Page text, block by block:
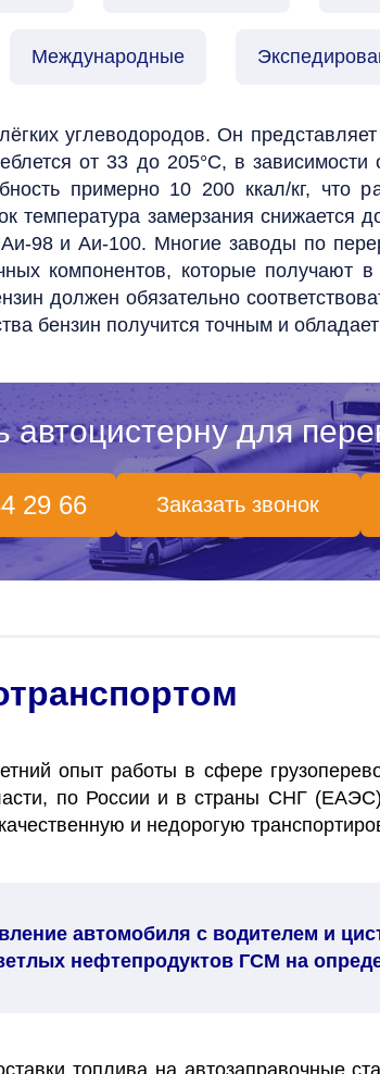
Международные
углеводородов. Он
от 33 до 205°C, в
примерно 10 200 ккал/кг,
температура замерзания
98 и Аи-100. Многие заводы по
компонентов, которые получают в
должен обязательно
бензин получится точным и
автоцистерну для
29 66 Заказать звонок
опыт работы в сфере
по России и в страны СНГ
и недорогую
автомобиля с водителем и
нефтепродуктов ГСМ на
топлива на автозаправочные